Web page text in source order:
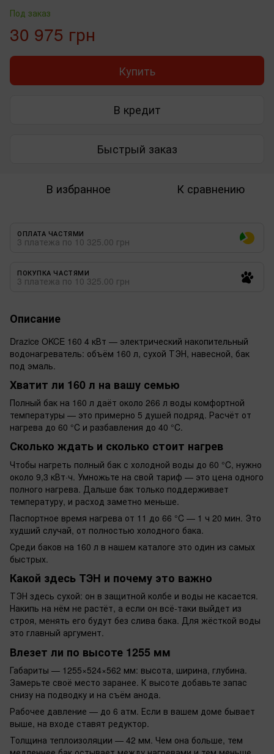
Под заказ
30 975 грн
Купить
В кредит
Быстрый заказ
В избранное К сравнению
ОПЛАТА ЧАСТЯМИ
3 платежа по 10 325.00 грн
ПОКУПКА ЧАСТЯМИ
3 платежа по 10 325.00 грн
Описание
Drazice OKCE 160 4 кВт — электрический накопительный
водонагреватель: объём 160 л, сухой ТЭН, навесной, бак
под эмаль.
Хватит ли 160 л на вашу семью
Полный бак на 160 л даёт около 266 л воды комфортной
температуры — это примерно 5 душей подряд. Расчёт от
нагрева до 60 °C и разбавления до 40 °C.
Сколько ждать и сколько стоит нагрев
Чтобы нагреть полный бак с холодной воды до 60 °C, нужно
около 9,3 кВт·ч. Умножьте на свой тариф — это цена одного
полного нагрева. Дальше бак только поддерживает
температуру, и расход заметно меньше.
Паспортное время нагрева от 11 до 66 °C — 1 ч 20 мин. Это
худший случай, от полностью холодного бака.
Среди баков на 160 л в нашем каталоге это один из самых
быстрых.
Какой здесь ТЭН и почему это важно
ТЭН здесь сухой: он в защитной колбе и воды не касается.
Накипь на нём не растёт, а если он всё-таки выйдет из
строя, менять его будут без слива бака. Для жёсткой воды
это главный аргумент.
Влезет ли по высоте 1255 мм
Габариты — 1255×524×562 мм: высота, ширина, глубина.
Замерьте своё место заранее. К высоте добавьте запас
снизу на подводку и на съём анода.
Рабочее давление — до 6 атм. Если в вашем доме бывает
выше, на входе ставят редуктор.
Толщина теплоизоляции — 42 мм. Чем она больше, тем